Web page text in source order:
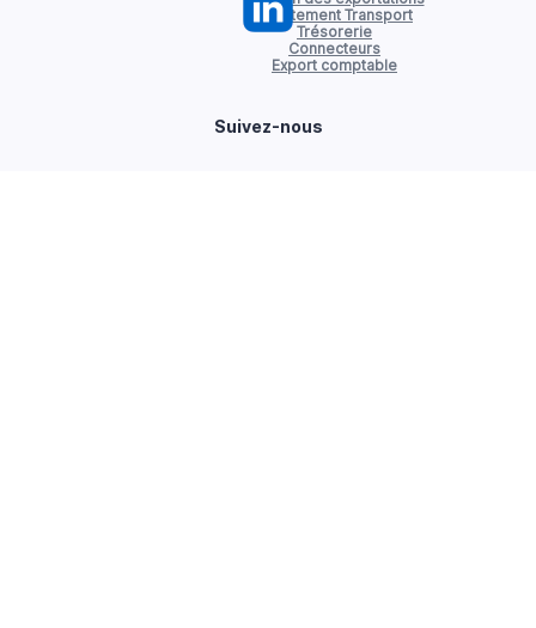
Affrètement Transport
Trésorerie
Connecteurs
Export comptable
Suivez-nous